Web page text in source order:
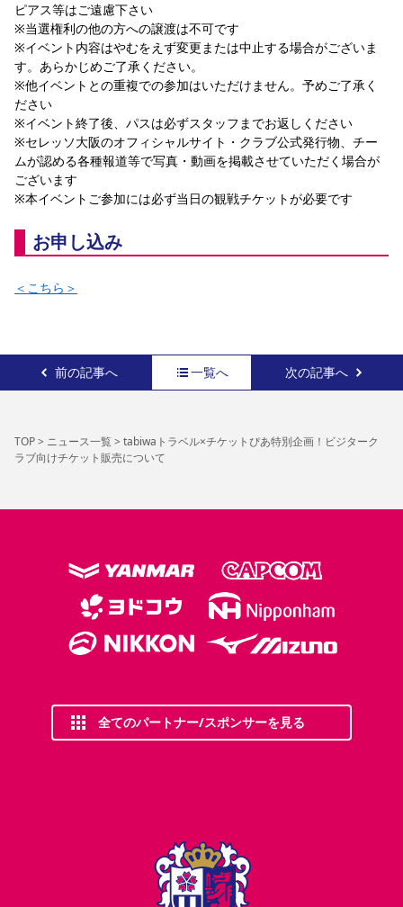
ピアス等はご遠慮下さい
※当選権利の他の方への譲渡は不可です
※イベント内容はやむをえず変更または中止する場合がございま
す。あらかじめご了承ください。
※他イベントとの重複での参加はいただけません。予めご了承く
ださい
※イベント終了後、パスは必ずスタッフまでお返しください
※セレッソ大阪のオフィシャルサイト・クラブ公式発行物、チー
ムが認める各種報道等で写真・動画を掲載させていただく場合が
ございます
※本イベントご参加には必ず当日の観戦チケットが必要です
お申し込み
＜こちら＞
前の記事へ 一覧へ 次の記事へ
TOP> ニュース一覧> tabiwaトラベル×チケットぴあ特別企画！ビジターク
ラブ向けチケット販売について
全てのパートナー/スポンサーを見る